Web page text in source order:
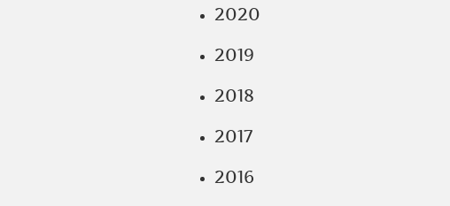
2020
2019
2018
2017
2016